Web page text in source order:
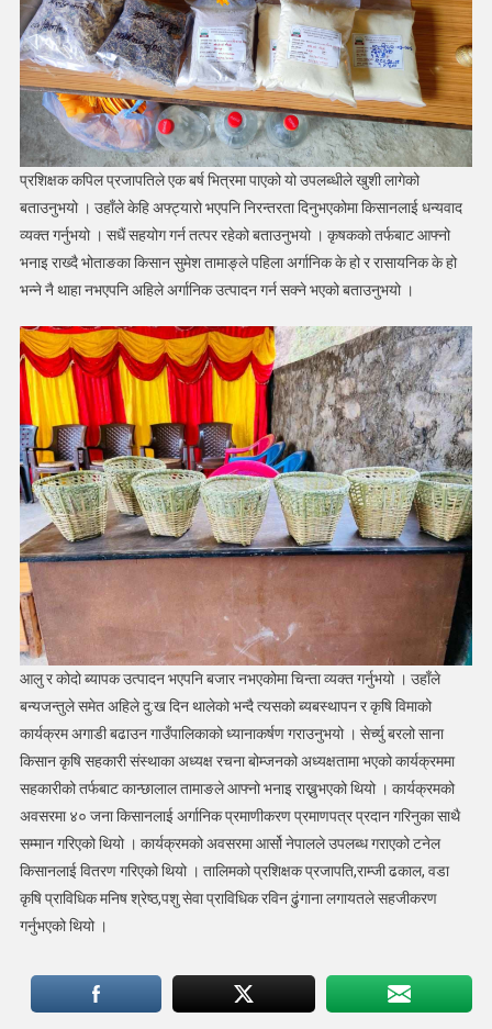
प्रशिक्षक कपिल प्रजापतिले एक बर्ष भित्रमा पाएको यो उपलब्धीले खुशी लागेको
बताउनुभयो । उहाँले केहि अफ्ट्यारो भएपनि निरन्तरता दिनुभएकोमा किसानलाई धन्यवाद
व्यक्त गर्नुभयो । सधैं सहयोग गर्न तत्पर रहेको बताउनुभयो । कृषकको तर्फबाट आफ्नो
भनाइ राख्दै भोताङका किसान सुमेश तामाङ्ले पहिला अर्गानिक के हो र रासायनिक के हो
भन्ने नै थाहा नभएपनि अहिले अर्गानिक उत्पादन गर्न सक्ने भएको बताउनुभयो ।
आलु र कोदो ब्यापक उत्पादन भएपनि बजार नभएकोमा चिन्ता व्यक्त गर्नुभयो । उहाँले
बन्यजन्तुले समेत अहिले दु:ख दिन थालेको भन्दै त्यसको ब्यबस्थापन र कृषि विमाको
कार्यक्रम अगाडी बढाउन गाउँपालिकाको ध्यानाकर्षण गराउनुभयो । सेर्च्यु बरलो साना
किसान कृषि सहकारी संस्थाका अध्यक्ष रचना बोम्जनको अध्यक्षतामा भएको कार्यक्रममा
सहकारीको तर्फबाट कान्छालाल तामाङले आफ्नो भनाइ राख्नुभएको थियो । कार्यक्रमको
अवसरमा ४० जना किसानलाई अर्गानिक प्रमाणीकरण प्रमाणपत्र प्रदान गरिनुका साथै
सम्मान गरिएको थियो । कार्यक्रमको अवसरमा आर्सो नेपालले उपलब्ध गराएको टनेल
किसानलाई वितरण गरिएको थियो । तालिमको प्रशिक्षक प्रजापति,राम्जी ढकाल, वडा
कृषि प्राविधिक मनिष श्रेष्ठ,पशु सेवा प्राविधिक रविन ढुंगाना लगायतले सहजीकरण
गर्नुभएको थियो ।